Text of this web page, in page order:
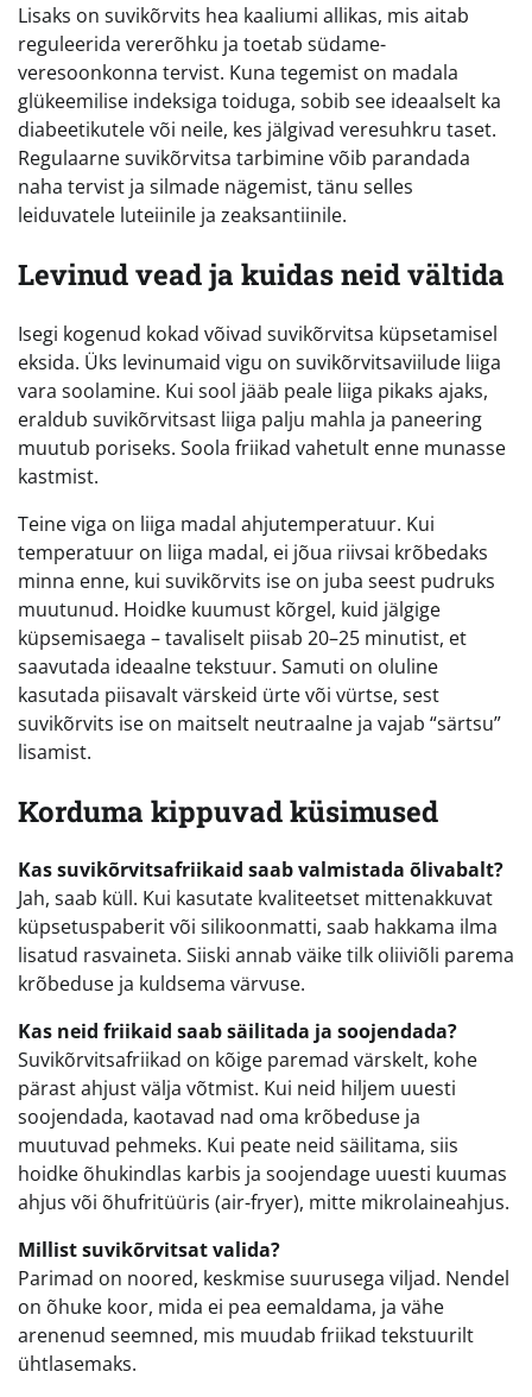
Lisaks on suvikõrvits hea kaaliumi allikas, mis aitab
reguleerida vererõhku ja toetab südame-
veresoonkonna tervist. Kuna tegemist on madala
glükeemilise indeksiga toiduga, sobib see ideaalselt ka
diabeetikutele või neile, kes jälgivad veresuhkru taset.
Regulaarne suvikõrvitsa tarbimine võib parandada
naha tervist ja silmade nägemist, tänu selles
leiduvatele luteiinile ja zeaksantiinile.
Levinud vead ja kuidas neid vältida
Isegi kogenud kokad võivad suvikõrvitsa küpsetamisel
eksida. Üks levinumaid vigu on suvikõrvitsaviilude liiga
vara soolamine. Kui sool jääb peale liiga pikaks ajaks,
eraldub suvikõrvitsast liiga palju mahla ja paneering
muutub poriseks. Soola friikad vahetult enne munasse
kastmist.
Teine viga on liiga madal ahjutemperatuur. Kui
temperatuur on liiga madal, ei jõua riivsai krõbedaks
minna enne, kui suvikõrvits ise on juba seest pudruks
muutunud. Hoidke kuumust kõrgel, kuid jälgige
küpsemisaega – tavaliselt piisab 20–25 minutist, et
saavutada ideaalne tekstuur. Samuti on oluline
kasutada piisavalt värskeid ürte või vürtse, sest
suvikõrvits ise on maitselt neutraalne ja vajab “särtsu”
lisamist.
Korduma kippuvad küsimused
Kas suvikõrvitsafriikaid saab valmistada õlivabalt?
Jah, saab küll. Kui kasutate kvaliteetset mittenakkuvat
küpsetuspaberit või silikoonmatti, saab hakkama ilma
lisatud rasvaineta. Siiski annab väike tilk oliiviõli parema
krõbeduse ja kuldsema värvuse.
Kas neid friikaid saab säilitada ja soojendada?
Suvikõrvitsafriikad on kõige paremad värskelt, kohe
pärast ahjust välja võtmist. Kui neid hiljem uuesti
soojendada, kaotavad nad oma krõbeduse ja
muutuvad pehmeks. Kui peate neid säilitama, siis
hoidke õhukindlas karbis ja soojendage uuesti kuumas
ahjus või õhufritüüris (air-fryer), mitte mikrolaineahjus.
Millist suvikõrvitsat valida?
Parimad on noored, keskmise suurusega viljad. Nendel
on õhuke koor, mida ei pea eemaldama, ja vähe
arenenud seemned, mis muudab friikad tekstuurilt
ühtlasemaks.